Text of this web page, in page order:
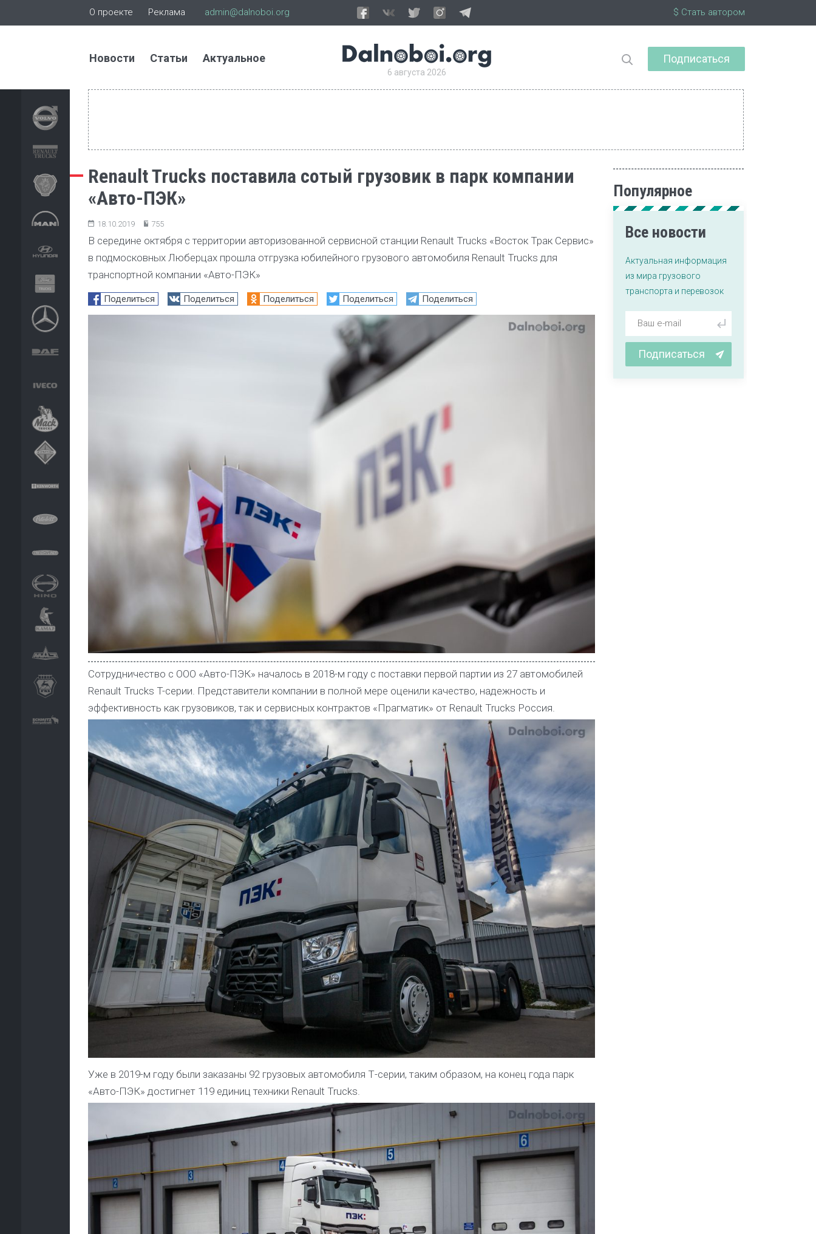
О проекте Реклама admin@dalnoboi.org $ Стать автором
Новости Статьи Актуальное
6 августа 2026
Подписаться
Renault Trucks поставила сотый грузовик в парк компании
«Авто-ПЭК»
18.10.2019 755
В середине октября с территории авторизованной сервисной станции Renault Trucks «Восток Трак Сервис»
в подмосковных Люберцах прошла отгрузка юбилейного грузового автомобиля Renault Trucks для
транспортной компании «Авто-ПЭК»
Поделиться Поделиться Поделиться Поделиться Поделиться
Сотрудничество с ООО «Авто-ПЭК» началось в 2018-м году с поставки первой партии из 27 автомобилей
Renault Trucks T-серии. Представители компании в полной мере оценили качество, надежность и
эффективность как грузовиков, так и сервисных контрактов «Прагматик» от Renault Trucks Россия.
Уже в 2019-м году были заказаны 92 грузовых автомобиля Т-серии, таким образом, на конец года парк
«Авто-ПЭК» достигнет 119 единиц техники Renault Trucks.
Популярное
Все новости
Актуальная информация
из мира грузового
транспорта и перевозок
Подписаться